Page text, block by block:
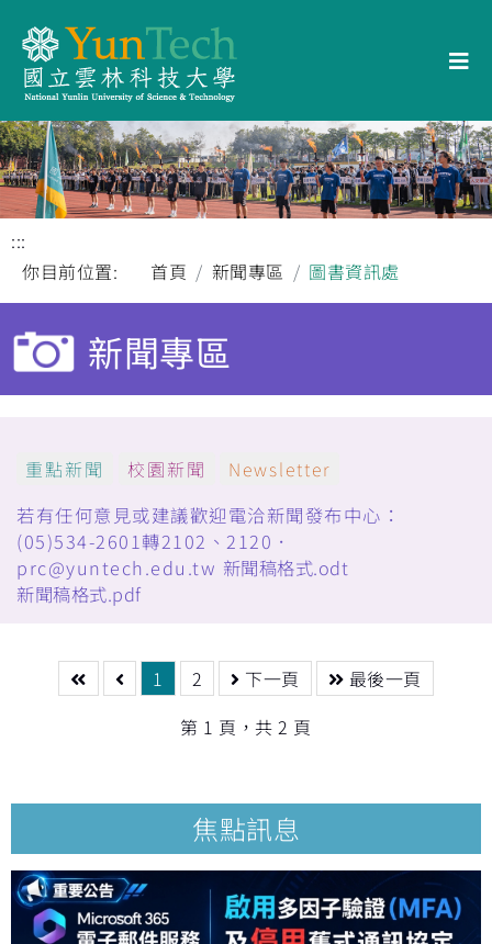
:::
你目前位置:
首頁 新聞專區 圖書資訊處
新聞專區
重點新聞 校園新聞
Newsletter
若有任何意見或建議歡迎電洽新聞發布中心：
(05)534-2601轉2102、2120．
prc@yuntech.edu.tw 新聞稿格式.odt
新聞稿格式.pdf
1 2 下一頁
最後一頁
第 1 頁，共 2 頁
焦點訊息